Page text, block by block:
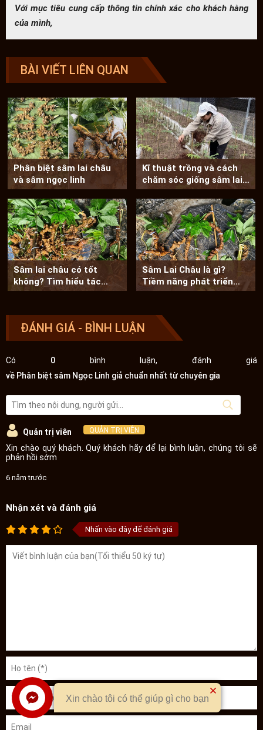
Với mục tiêu cung cấp thông tin chính xác cho khách hàng
của mình,
BÀI VIẾT LIÊN QUAN
Phân biệt sâm lai châu
và sâm ngọc linh
Kĩ thuật trồng và cách
chăm sóc giống sâm lai
châu chất...
Sâm lai châu có tốt
không? Tìm hiểu tác
dụng của sâm lai...
Sâm Lai Châu là gì?
Tiềm năng phát triển
của cây sâm lai...
ĐÁNH GIÁ - BÌNH LUẬN
Có 0bình luận, đánh giá
về Phân biệt sâm Ngọc Linh giả chuẩn nhất từ chuyên gia
Quản trị viên QUẢN TRỊ VIÊN
Xin chào quý khách. Quý khách hãy để lại bình luận, chúng tôi sẽ
phản hồi sớm
6 năm trước
Nhận xét và đánh giá
Nhấn vào đây để đánh giá
Xin chào tôi có thể giúp gì cho bạn